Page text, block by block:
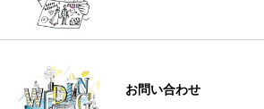
お問い合わせ